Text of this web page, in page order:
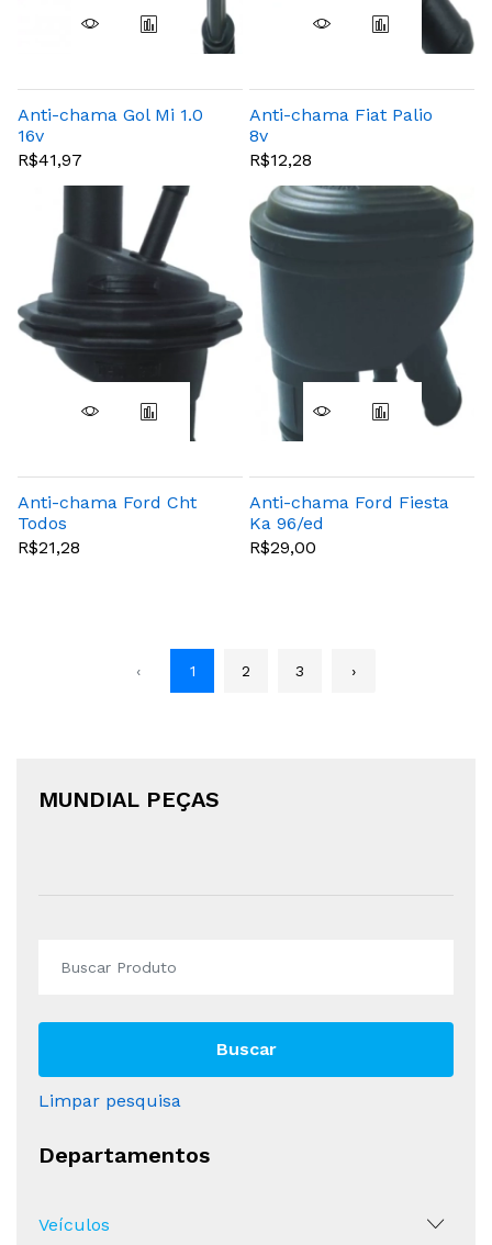
MUNDIAL PEÇAS
Buscar
Limpar pesquisa
Departamentos
Veículos
Anti-chama Gol Mi 1.0
16v
R$41,97
Anti-chama Fiat Palio
8v
R$12,28
Anti-chama Ford Cht
Todos
R$21,28
Anti-chama Ford Fiesta
Ka 96/ed
R$29,00
‹ 1 2 3 ›